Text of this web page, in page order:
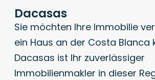
Dacasas
Sie möchten Ihre Immobilie
ein Haus an der Costa Blanca
Dacasas ist Ihr zuverlässiger
Immobilienmakler in dieser